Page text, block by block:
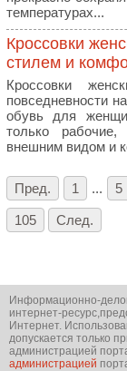
температурах...
Кроссовки
стилем и
Кроссовки
повседневности
обувь для
только
внешним видом и
Пред. 1 ... 5
105 След.
Информационно-
интернет-
Интернет.
допускается только
администрацией
администрацией